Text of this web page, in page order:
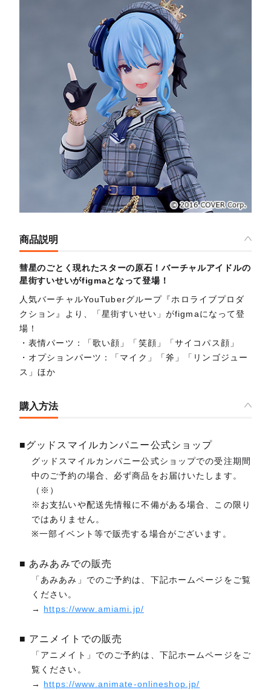
商品説明
彗星のごとく現れたスターの原石！バーチャルアイドルの
星街すいせいがfigmaとなって登場！
人気バーチャルYouTuberグループ『ホロライブプロダ
クション』より、「星街すいせい」がfigmaになって登
場！
・表情パーツ：「歌い顔」「笑顔」「サイコパス顔」
・オプションパーツ：「マイク」「斧」「リンゴジュー
ス」ほか
購入方法
■グッドスマイルカンパニー公式ショップ
グッドスマイルカンパニー公式ショップでの受注期間
中のご予約の場合、必ず商品をお届けいたします。
（※）
※お支払いや配送先情報に不備がある場合、この限り
ではありません。
※一部イベント等で販売する場合がございます。
■ あみあみでの販売
「あみあみ」でのご予約は、下記ホームページをご覧
ください。
→ https://www.amiami.jp/
■ アニメイトでの販売
「アニメイト」でのご予約は、下記ホームページをご
覧ください。
→ https://www.animate-onlineshop.jp/